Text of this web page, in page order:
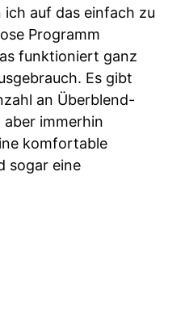
auf das einfach zu
Programm
funktioniert ganz
Es gibt
an Überblend-
immerhin
komfortable
sogar eine